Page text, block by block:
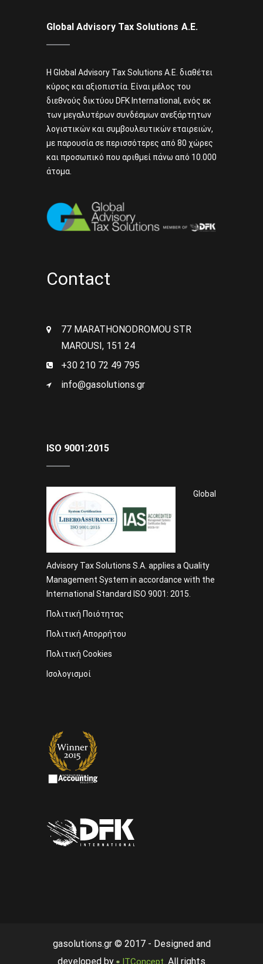
Global Advisory Tax Solutions Α.Ε.
Η Global Advisory Tax Solutions A.E. διαθέτει
κύρος και αξιοπιστία. Είναι μέλος του
διεθνούς δικτύου DFK International, ενός εκ
των μεγαλυτέρων συνδέσμων ανεξάρτητων
λογιστικών και συμβουλευτικών εταιρειών,
με παρουσία σε περισσότερες από 80 χώρες
και προσωπικό που αριθμεί πάνω από 10.000
άτομα.
Contact
77 MARATHONODROMOU STR
MAROUSI, 151 24
+30 210 72 49 795
info@gasolutions.gr
ISO 9001:2015
Global
Advisory Tax Solutions S.A. applies a Quality
Management System in accordance with the
International Standard ISO 9001: 2015.
Πολιτική Ποιότητας
Πολιτική Απορρήτου
Πολιτική Cookies
Ισολογισμοί
gasolutions.gr © 2017 - Designed and
developed by ITConcept. All rights